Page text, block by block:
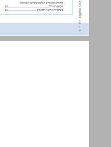
מבוא ... 5